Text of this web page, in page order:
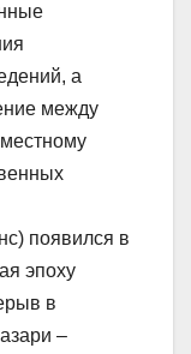
а
между
появился в
эпоху
в
–